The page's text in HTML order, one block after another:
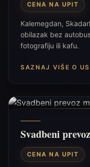
CENA NA UPIT
Kalemegdan,
obilazak bez
fotografiju ili kafu.
SAZNAJ VIŠE O
Svadbeni
CENA NA UPIT